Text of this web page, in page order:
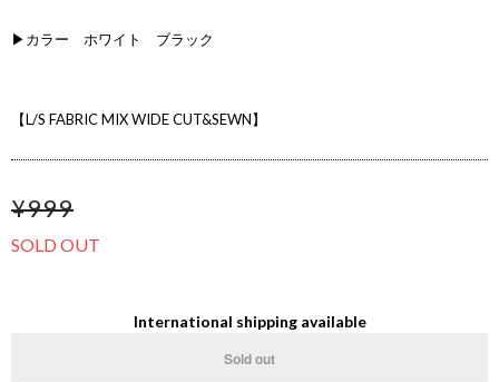
▶カラー ホワイト ブラック
【L/S FABRIC MIX WIDE CUT&SEWN】
¥999
SOLD OUT
International shipping available
Sold out